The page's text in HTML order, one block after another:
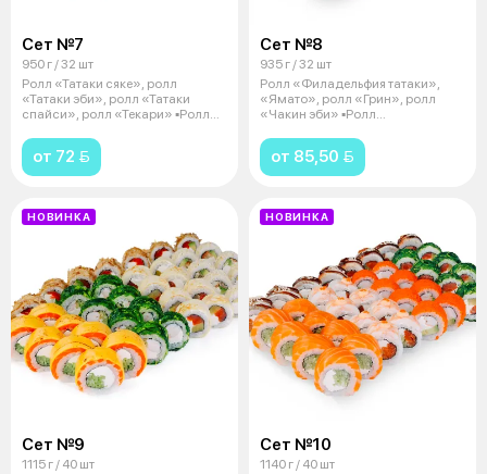
Сет №7
950 г / 32 шт
Ролл «Татаки сяке», ролл
«Татаки эби», ролл «Татаки
спайси», ролл «Текари» ▪️Ролл
от 72 
Сет №8
935 г / 32 шт
Ролл «Филадельфия татаки»,
«Ямато», ролл «Грин», ролл
«Чакин эби» ▪️Ролл
от 85,50 
НОВИНКА
Сет №9
1115 г / 40 шт
НОВИНКА
Сет №10
1140 г / 40 шт